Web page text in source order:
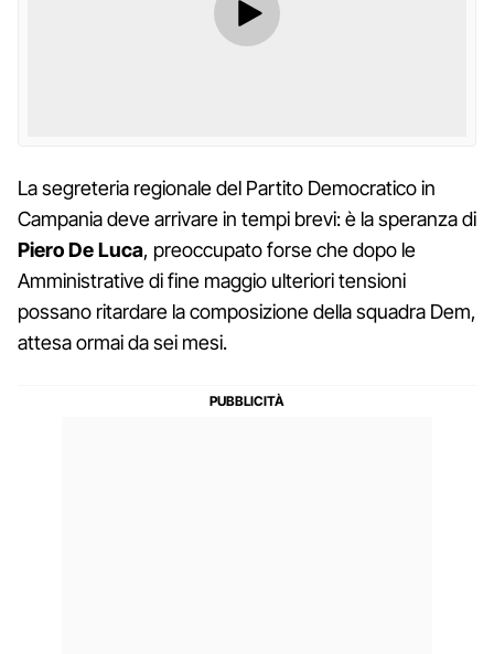
La segreteria regionale del Partito Democratico in
Campania deve arrivare in tempi brevi: è la speranza di
Piero De Luca, preoccupato forse che dopo le
Amministrative di fine maggio ulteriori tensioni
possano ritardare la composizione della squadra Dem,
attesa ormai da sei mesi.